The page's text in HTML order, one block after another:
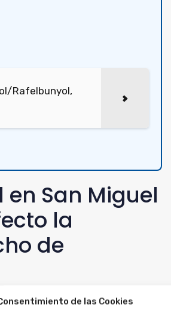
de las Cookies
Rafelbunyol,
San Miguel
la
de
multipropiedad en primer